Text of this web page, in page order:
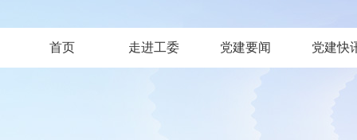
首页 走进工委 党建要闻 党建快